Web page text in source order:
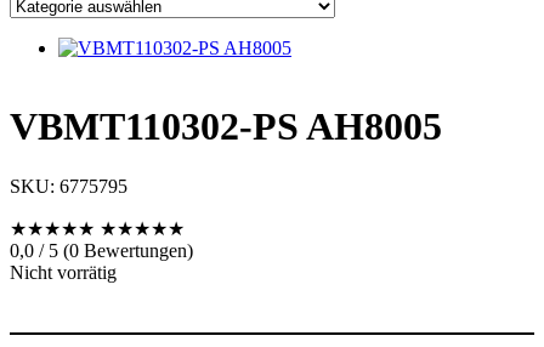
VBMT110302-PS AH8005
SKU: 6775795
★★★★★ ★★★★★
0,0 / 5 (0 Bewertungen)
Nicht vorrätig